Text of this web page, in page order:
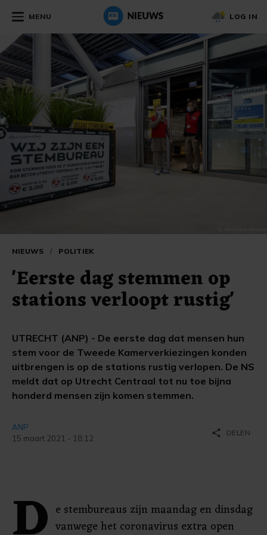
MENU LOG IN
NIEUWS / POLITIEK
'Eerste dag stemmen op
stations verloopt rustig'
UTRECHT (ANP) - De eerste dag dat mensen hun
stem voor de Tweede Kamerverkiezingen konden
uitbrengen is op de stations rustig verlopen. De NS
meldt dat op Utrecht Centraal tot nu toe bijna
honderd mensen zijn komen stemmen.
ANP
15 maart 2021 - 18:12
share DELEN
e stembureaus zijn maandag en dinsdag
vanwege het coronavirus extra open